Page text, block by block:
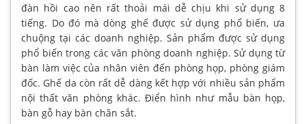
đàn hồi cao nên rất thoải mái dễ chịu khi sử dụng 8
tiếng. Do đó mà dòng ghế được sử dụng phổ biến, ưa
chuộng tại các doanh nghiệp. Sản phẩm được sử dụng
phổ biến trong các văn phòng doanh nghiệp. Sử dụng từ
bàn làm việc của nhân viên đến phòng họp, phòng giám
đốc. Ghế da còn rất dễ dàng kết hợp với nhiều sản phẩm
nội thất văn phòng khác. Điển hình như mẫu bàn họp,
bàn gỗ hay bàn chân sắt.